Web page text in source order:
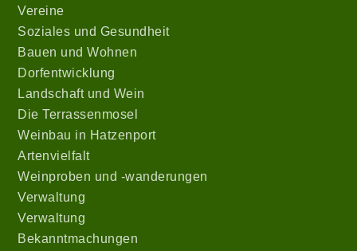
Vereine
Soziales und Gesundheit
Bauen und Wohnen
Dorfentwicklung
Landschaft und Wein
Die Terrassenmosel
Weinbau in Hatzenport
Artenvielfalt
Weinproben und -wanderungen
Verwaltung
Verwaltung
Bekanntmachungen